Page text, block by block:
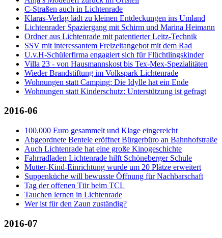
C-Straßen auch in Lichtenrade
Klaras-Verlag lädt zu kleinen Entdeckungen ins Umland
Lichtenrader Spaziergang mit Schirm und Marina Heimann
Ordner aus Lichtenrade mit patentierter Leitz-Technik
SSV mit interessantem Freizeitangebot mit dem Rad
U.v.H-Schülerfirma engagiert sich für Flüchtlingskinder
Villa 23 - von Hausmannskost bis Tex-Mex-Spezialitäten
Wieder Brandstiftung im Volkspark Lichtenrade
Wohnungen statt Camping: Die Idylle hat ein Ende
Wohnungen statt Kinderschutz: Unterstützung ist gefragt
2016-06
100.000 Euro gesammelt und Klage eingereicht
Abgeordnete Bentele eröffnet Bürgerbüro an Bahnhofstraße
Auch Lichtenrade hat eine große Kinogeschichte
Fahrradladen Lichtenrade hilft Schöneberger Schule
Mutter-Kind-Einrichtung wurde um 20 Plätze erweitert
Suppenküche will bewusste Öffnung für Nachbarschaft
Tag der offenen Tür beim TCL
Tauchen lernen in Lichtenrade
Wer ist für den Zaun zuständig?
2016-07